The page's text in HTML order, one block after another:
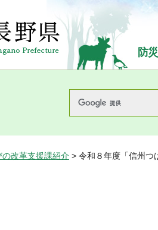
長野県Nagano
防
の改革支援課紹介 > 令和８年度「信州つ